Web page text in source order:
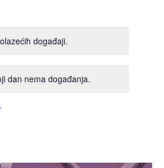
događaji.
dan nema događanja.